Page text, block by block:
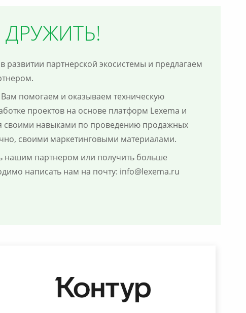
ДРУЖИТЬ!
развитии партнерской экосистемы и предлагаем
помогаем и оказываем техническую
проектов на основе платформ Lexema и
своими навыками по проведению продажных
своими маркетинговыми материалами.
нашим партнером или получить больше
написать нам на почту: info@lexema.ru